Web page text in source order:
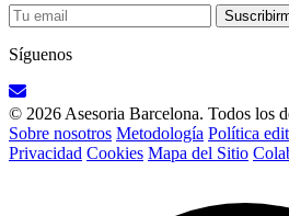
Síguenos
© 2026 Asesoria Barcelona. Todos los
Sobre nosotros Metodología Política
Privacidad Cookies Mapa del Sitio